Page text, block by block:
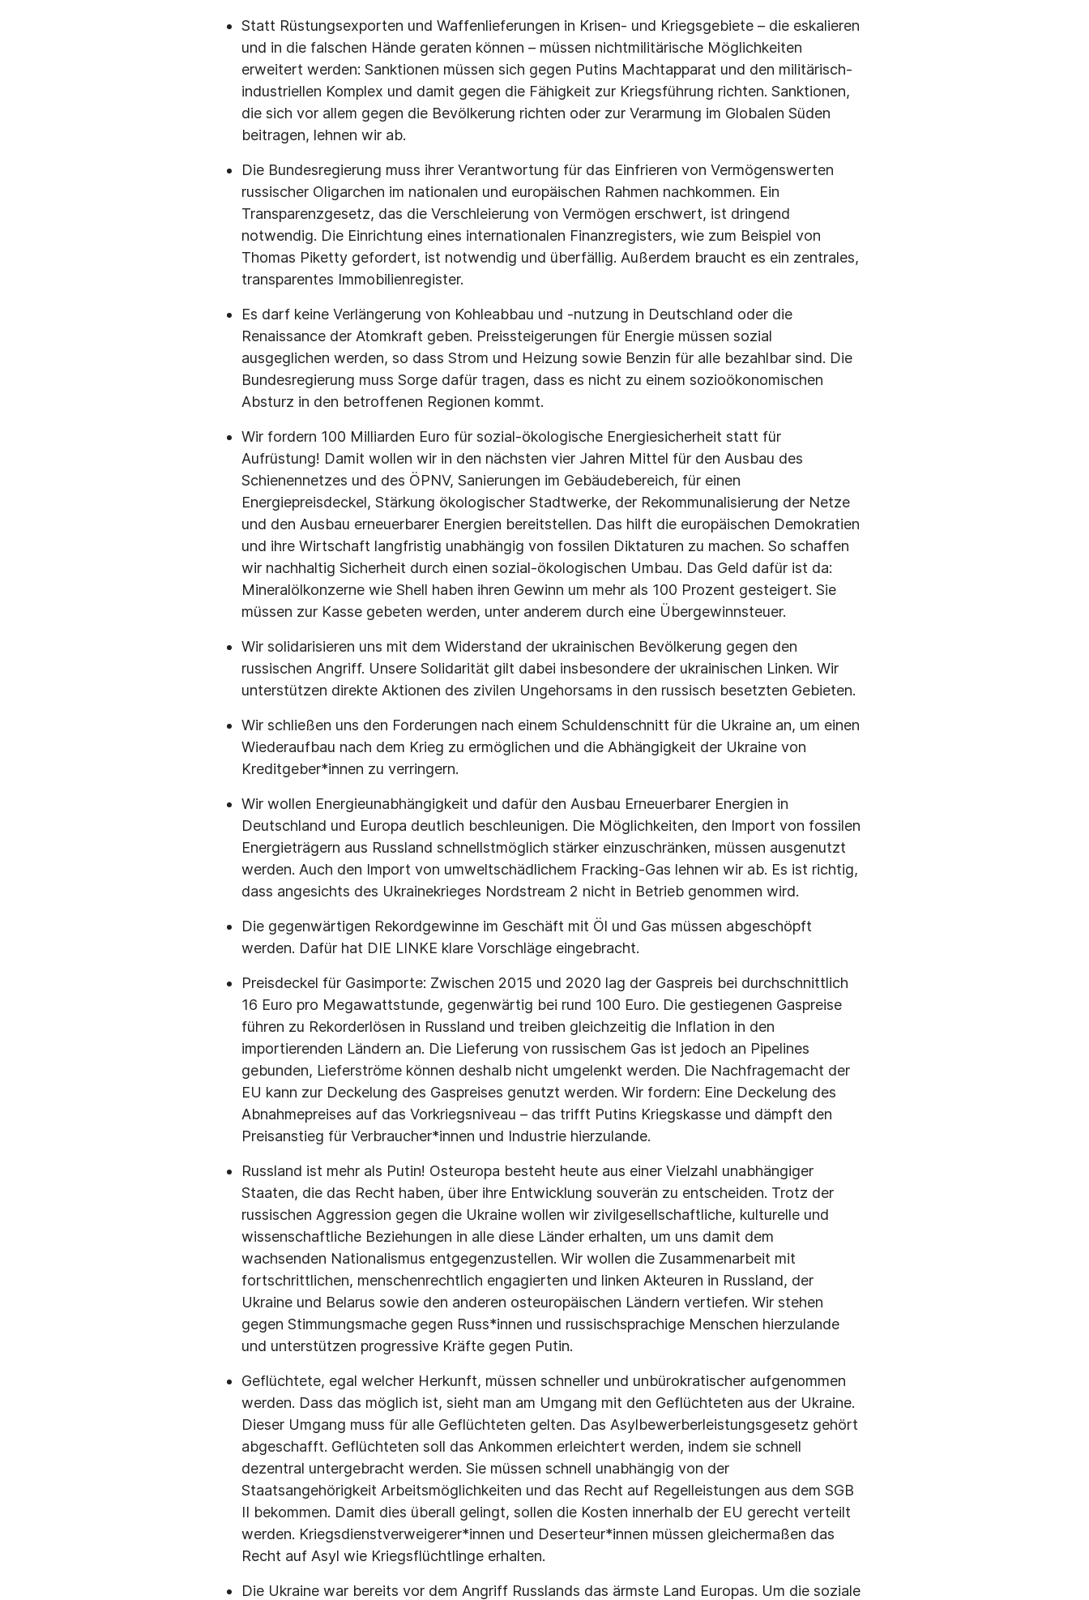
Statt Rüstungsexporten und Waffenlieferungen in Krisen- und Kriegsgebiete – die eskalieren
und in die falschen Hände geraten können – müssen nichtmilitärische Möglichkeiten
erweitert werden: Sanktionen müssen sich gegen Putins Machtapparat und den militärisch-
industriellen Komplex und damit gegen die Fähigkeit zur Kriegsführung richten. Sanktionen,
die sich vor allem gegen die Bevölkerung richten oder zur Verarmung im Globalen Süden
beitragen, lehnen wir ab.
Die Bundesregierung muss ihrer Verantwortung für das Einfrieren von Vermögenswerten
russischer Oligarchen im nationalen und europäischen Rahmen nachkommen. Ein
Transparenzgesetz, das die Verschleierung von Vermögen erschwert, ist dringend
notwendig. Die Einrichtung eines internationalen Finanzregisters, wie zum Beispiel von
Thomas Piketty gefordert, ist notwendig und überfällig. Außerdem braucht es ein zentrales,
transparentes Immobilienregister.
Es darf keine Verlängerung von Kohleabbau und -nutzung in Deutschland oder die
Renaissance der Atomkraft geben. Preissteigerungen für Energie müssen sozial
ausgeglichen werden, so dass Strom und Heizung sowie Benzin für alle bezahlbar sind. Die
Bundesregierung muss Sorge dafür tragen, dass es nicht zu einem sozioökonomischen
Absturz in den betroffenen Regionen kommt.
Wir fordern 100 Milliarden Euro für sozial-ökologische Energiesicherheit statt für
Aufrüstung! Damit wollen wir in den nächsten vier Jahren Mittel für den Ausbau des
Schienennetzes und des ÖPNV, Sanierungen im Gebäudebereich, für einen
Energiepreisdeckel, Stärkung ökologischer Stadtwerke, der Rekommunalisierung der Netze
und den Ausbau erneuerbarer Energien bereitstellen. Das hilft die europäischen Demokratien
und ihre Wirtschaft langfristig unabhängig von fossilen Diktaturen zu machen. So schaffen
wir nachhaltig Sicherheit durch einen sozial-ökologischen Umbau. Das Geld dafür ist da:
Mineralölkonzerne wie Shell haben ihren Gewinn um mehr als 100 Prozent gesteigert. Sie
müssen zur Kasse gebeten werden, unter anderem durch eine Übergewinnsteuer.
Wir solidarisieren uns mit dem Widerstand der ukrainischen Bevölkerung gegen den
russischen Angriff. Unsere Solidarität gilt dabei insbesondere der ukrainischen Linken. Wir
unterstützen direkte Aktionen des zivilen Ungehorsams in den russisch besetzten Gebieten.
Wir schließen uns den Forderungen nach einem Schuldenschnitt für die Ukraine an, um einen
Wiederaufbau nach dem Krieg zu ermöglichen und die Abhängigkeit der Ukraine von
Kreditgeber*innen zu verringern.
Wir wollen Energieunabhängigkeit und dafür den Ausbau Erneuerbarer Energien in
Deutschland und Europa deutlich beschleunigen. Die Möglichkeiten, den Import von fossilen
Energieträgern aus Russland schnellstmöglich stärker einzuschränken, müssen ausgenutzt
werden. Auch den Import von umweltschädlichem Fracking-Gas lehnen wir ab. Es ist richtig,
dass angesichts des Ukrainekrieges Nordstream 2 nicht in Betrieb genommen wird.
Die gegenwärtigen Rekordgewinne im Geschäft mit Öl und Gas müssen abgeschöpft
werden. Dafür hat DIE LINKE klare Vorschläge eingebracht.
Preisdeckel für Gasimporte: Zwischen 2015 und 2020 lag der Gaspreis bei durchschnittlich
16 Euro pro Megawattstunde, gegenwärtig bei rund 100 Euro. Die gestiegenen Gaspreise
führen zu Rekorderlösen in Russland und treiben gleichzeitig die Inflation in den
importierenden Ländern an. Die Lieferung von russischem Gas ist jedoch an Pipelines
gebunden, Lieferströme können deshalb nicht umgelenkt werden. Die Nachfragemacht der
EU kann zur Deckelung des Gaspreises genutzt werden. Wir fordern: Eine Deckelung des
Abnahmepreises auf das Vorkriegsniveau – das trifft Putins Kriegskasse und dämpft den
Preisanstieg für Verbraucher*innen und Industrie hierzulande.
Russland ist mehr als Putin! Osteuropa besteht heute aus einer Vielzahl unabhängiger
Staaten, die das Recht haben, über ihre Entwicklung souverän zu entscheiden. Trotz der
russischen Aggression gegen die Ukraine wollen wir zivilgesellschaftliche, kulturelle und
wissenschaftliche Beziehungen in alle diese Länder erhalten, um uns damit dem
wachsenden Nationalismus entgegenzustellen. Wir wollen die Zusammenarbeit mit
fortschrittlichen, menschenrechtlich engagierten und linken Akteuren in Russland, der
Ukraine und Belarus sowie den anderen osteuropäischen Ländern vertiefen. Wir stehen
gegen Stimmungsmache gegen Russ*innen und russischsprachige Menschen hierzulande
und unterstützen progressive Kräfte gegen Putin.
Geflüchtete, egal welcher Herkunft, müssen schneller und unbürokratischer aufgenommen
werden. Dass das möglich ist, sieht man am Umgang mit den Geflüchteten aus der Ukraine.
Dieser Umgang muss für alle Geflüchteten gelten. Das Asylbewerberleistungsgesetz gehört
abgeschafft. Geflüchteten soll das Ankommen erleichtert werden, indem sie schnell
dezentral untergebracht werden. Sie müssen schnell unabhängig von der
Staatsangehörigkeit Arbeitsmöglichkeiten und das Recht auf Regelleistungen aus dem SGB
II bekommen. Damit dies überall gelingt, sollen die Kosten innerhalb der EU gerecht verteilt
werden. Kriegsdienstverweigerer*innen und Deserteur*innen müssen gleichermaßen das
Recht auf Asyl wie Kriegsflüchtlinge erhalten.
Die Ukraine war bereits vor dem Angriff Russlands das ärmste Land Europas. Um die soziale